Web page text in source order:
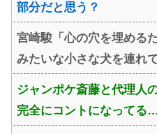
部分だと思う？
宮崎駿「心の穴を埋める
みたいな小さな犬を連れ
ジャンポケ斎藤と代理人
完全にコントになって